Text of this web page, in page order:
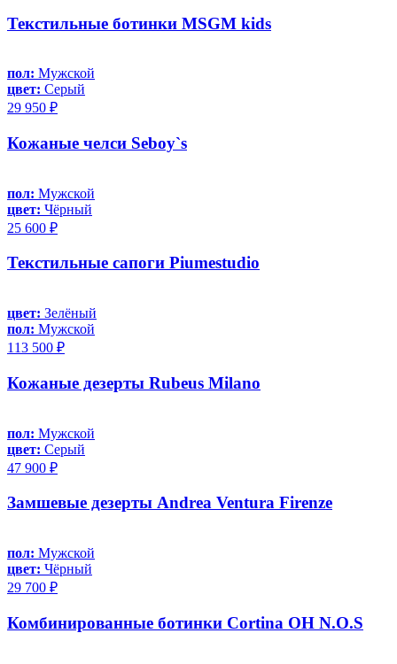
Текстильные ботинки MSGM kids
пол: Мужской
цвет: Серый
29 950 ₽
Кожаные челси Seboy`s
пол: Мужской
цвет: Чёрный
25 600 ₽
Текстильные сапоги Piumestudio
цвет: Зелёный
пол: Мужской
113 500 ₽
Кожаные дезерты Rubeus Milano
пол: Мужской
цвет: Серый
47 900 ₽
Замшевые дезерты Andrea Ventura Firenze
пол: Мужской
цвет: Чёрный
29 700 ₽
Комбинированные ботинки Cortina OH N.O.S